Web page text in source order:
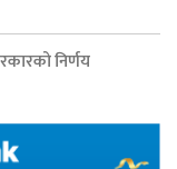
निर्णय